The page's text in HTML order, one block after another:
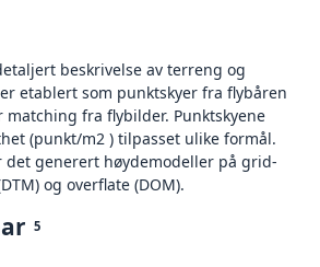
beskrivelse av terreng og
etablert som punktskyer fra flybåren
matching fra flybilder. Punktskyene
(punkt/m2 ) tilpasset ulike formål.
det generert høydemodeller på grid-
og overflate (DOM).
5